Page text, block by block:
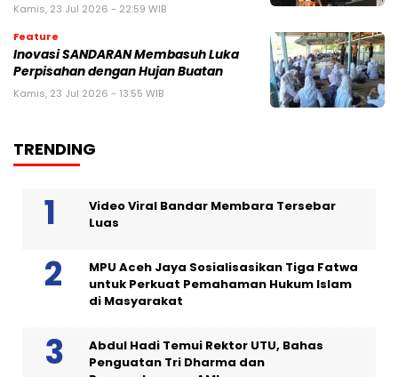
Kamis, 23 Jul 2026 - 22:59 WIB
Feature
Inovasi SANDARAN Membasuh Luka
Perpisahan dengan Hujan Buatan
Kamis, 23 Jul 2026 - 13:55 WIB
TRENDING
Video Viral Bandar Membara Tersebar
Luas
MPU Aceh Jaya Sosialisasikan Tiga Fatwa
untuk Perkuat Pemahaman Hukum Islam
di Masyarakat
Abdul Hadi Temui Rektor UTU, Bahas
Penguatan Tri Dharma dan